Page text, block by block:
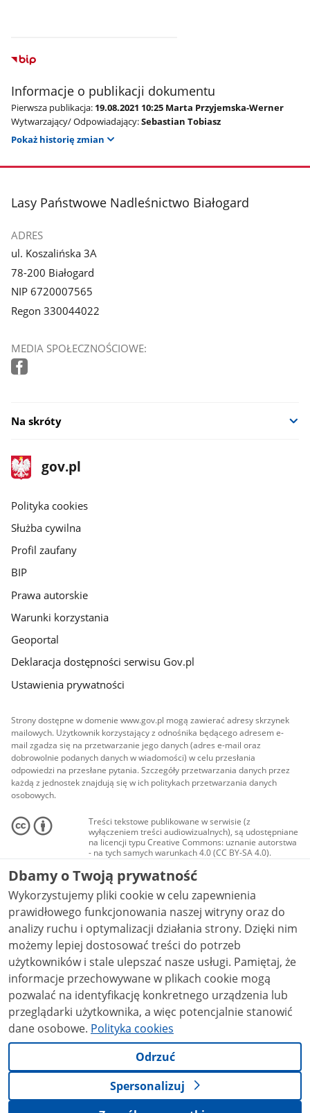
Informacje o publikacji dokumentu
Pierwsza publikacja: 19.08.2021 10:25 Marta Przyjemska-Werner
Wytwarzający/ Odpowiadający:Sebastian Tobiasz
Pokaż historię zmian
stopka
Lasy Państwowe Nadleśnictwo Białogard
ADRES
ul. Koszalińska 3A
78-200 Białogard
NIP 6720007565
Regon 330044022
MEDIA SPOŁECZNOŚCIOWE:
Na skróty
stopka
gov.pl
Strona
gov.pl
gov.pl
Polityka cookies
Służba cywilna
Profil zaufany
BIP
Prawa autorskie
Warunki korzystania
Geoportal
Deklaracja dostępności serwisu Gov.pl
Ustawienia prywatności
Strony dostępne w domenie www.gov.pl mogą zawierać adresy skrzynek
mailowych. Użytkownik korzystający z odnośnika będącego adresem e-
mail zgadza się na przetwarzanie jego danych (adres e-mail oraz
dobrowolnie podanych danych w wiadomości) w celu przesłania
odpowiedzi na przesłane pytania. Szczegóły przetwarzania danych przez
każdą z jednostek znajdują się w ich politykach przetwarzania danych
osobowych.
Treści tekstowe publikowane w serwisie (z
wyłączeniem treści audiowizualnych), są udostępniane
na licencji typu Creative Commons: uznanie autorstwa
- na tych samych warunkach 4.0 (CC BY-SA 4.0).
Materiały audiowizualne, w tym zdjęcia, materiały
audio i wideo, są udostępniane na licencji typu
Creative Commons: uznanie autorstwa użycie
niekomercyjne - bez utworów zależnych 4.0 (CC BY-
NC-ND 4.0), o ile nie jest to stwierdzone inaczej.
Dbamy o Twoją prywatność
Wykorzystujemy pliki cookie w celu zapewnienia
prawidłowego funkcjonowania naszej witryny oraz do
analizy ruchu i optymalizacji działania strony. Dzięki nim
możemy lepiej dostosować treści do potrzeb
użytkowników i stale ulepszać nasze usługi. Pamiętaj, że
informacje przechowywane w plikach cookie mogą
pozwalać na identyfikację konkretnego urządzenia lub
przeglądarki użytkownika, a więc potencjalnie stanowić
dane osobowe. Polityka cookies
Odrzuć
Spersonalizuj